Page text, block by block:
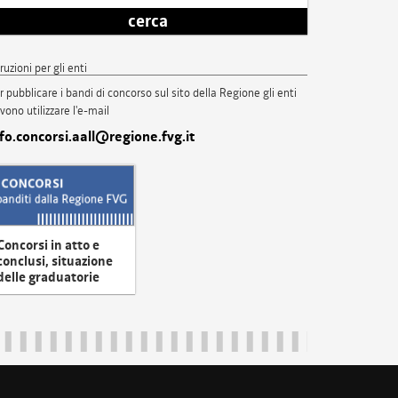
cerca
per gli enti
pubblicare i bandi di concorso sul sito della Regione gli enti
utilizzare l'e-mail
in atto e
situazione
graduatorie